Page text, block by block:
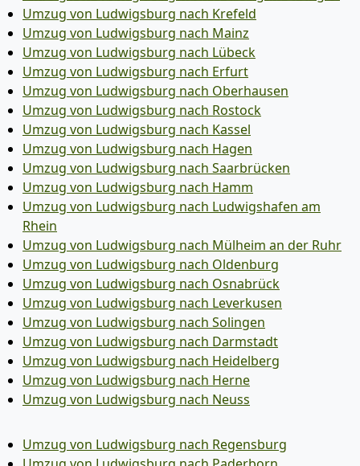
Umzug von Ludwigsburg nach Krefeld
Umzug von Ludwigsburg nach Mainz
Umzug von Ludwigsburg nach Lübeck
Umzug von Ludwigsburg nach Erfurt
Umzug von Ludwigsburg nach Oberhausen
Umzug von Ludwigsburg nach Rostock
Umzug von Ludwigsburg nach Kassel
Umzug von Ludwigsburg nach Hagen
Umzug von Ludwigsburg nach Saarbrücken
Umzug von Ludwigsburg nach Hamm
Umzug von Ludwigsburg nach Ludwigshafen am
Rhein
Umzug von Ludwigsburg nach Mülheim an der Ruhr
Umzug von Ludwigsburg nach Oldenburg
Umzug von Ludwigsburg nach Osnabrück
Umzug von Ludwigsburg nach Leverkusen
Umzug von Ludwigsburg nach Solingen
Umzug von Ludwigsburg nach Darmstadt
Umzug von Ludwigsburg nach Heidelberg
Umzug von Ludwigsburg nach Herne
Umzug von Ludwigsburg nach Neuss
Umzug von Ludwigsburg nach Regensburg